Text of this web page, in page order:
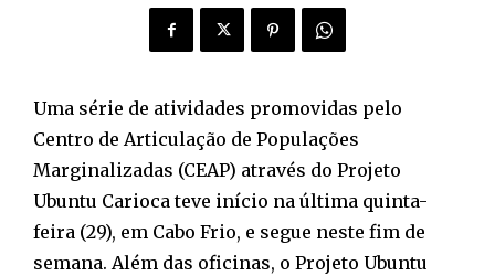
Uma série de atividades promovidas pelo
Centro de Articulação de Populações
Marginalizadas (CEAP) através do Projeto
Ubuntu Carioca teve início na última quinta-
feira (29), em Cabo Frio, e segue neste fim de
semana. Além das oficinas, o Projeto Ubuntu